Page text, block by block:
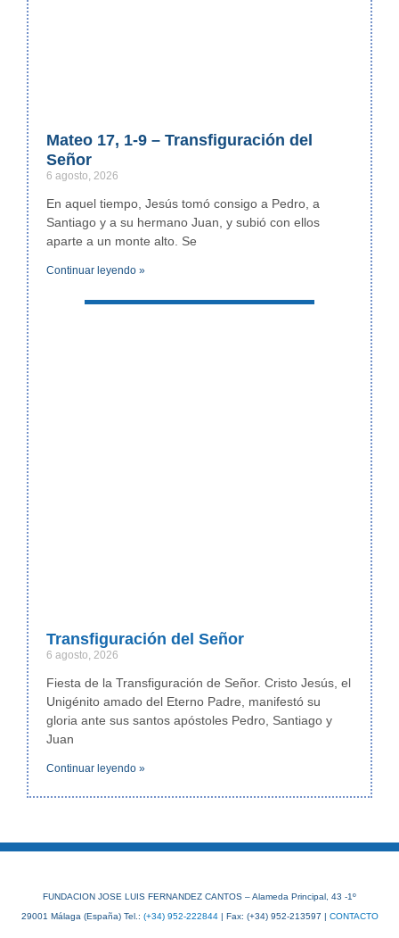
Mateo 17, 1-9 – Transfiguración del
Señor
6 agosto, 2026
En aquel tiempo, Jesús tomó consigo a Pedro, a
Santiago y a su hermano Juan, y subió con ellos
aparte a un monte alto. Se
Continuar leyendo »
Transfiguración del Señor
6 agosto, 2026
Fiesta de la Transfiguración de Señor. Cristo Jesús, el
Unigénito amado del Eterno Padre, manifestó su
gloria ante sus santos apóstoles Pedro, Santiago y
Juan
Continuar leyendo »
FUNDACION JOSE LUIS FERNANDEZ CANTOS – Alameda Principal, 43 -1º
29001 Málaga (España) Tel.: (+34) 952-222844| Fax: (+34) 952-213597 | CONTACTO